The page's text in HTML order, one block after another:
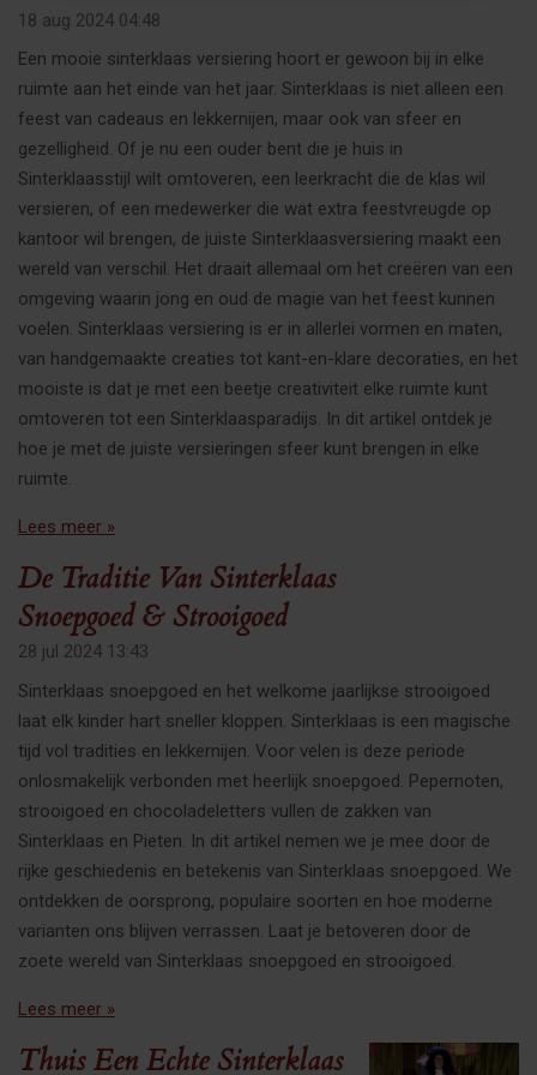
18 aug 2024 04:48
Een mooie sinterklaas versiering hoort er gewoon bij in elke
ruimte aan het einde van het jaar. Sinterklaas is niet alleen een
feest van cadeaus en lekkernijen, maar ook van sfeer en
gezelligheid. Of je nu een ouder bent die je huis in
Sinterklaasstijl wilt omtoveren, een leerkracht die de klas wil
versieren, of een medewerker die wat extra feestvreugde op
kantoor wil brengen, de juiste Sinterklaasversiering maakt een
wereld van verschil. Het draait allemaal om het creëren van een
omgeving waarin jong en oud de magie van het feest kunnen
voelen. Sinterklaas versiering is er in allerlei vormen en maten,
van handgemaakte creaties tot kant-en-klare decoraties, en het
mooiste is dat je met een beetje creativiteit elke ruimte kunt
omtoveren tot een Sinterklaasparadijs. In dit artikel ontdek je
hoe je met de juiste versieringen sfeer kunt brengen in elke
ruimte.
Lees meer »
De Traditie Van Sinterklaas
Snoepgoed & Strooigoed
28 jul 2024 13:43
Sinterklaas snoepgoed en het welkome jaarlijkse strooigoed
laat elk kinder hart sneller kloppen. Sinterklaas is een magische
tijd vol tradities en lekkernijen. Voor velen is deze periode
onlosmakelijk verbonden met heerlijk snoepgoed. Pepernoten,
strooigoed en chocoladeletters vullen de zakken van
Sinterklaas en Pieten. In dit artikel nemen we je mee door de
rijke geschiedenis en betekenis van Sinterklaas snoepgoed. We
ontdekken de oorsprong, populaire soorten en hoe moderne
varianten ons blijven verrassen. Laat je betoveren door de
zoete wereld van Sinterklaas snoepgoed en strooigoed.
Lees meer »
Thuis Een Echte Sinterklaas